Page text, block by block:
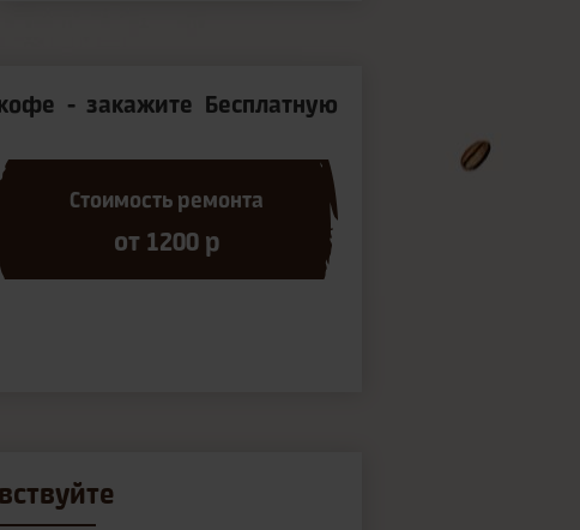
- закажите Бесплатную
Стоимость ремонта
от 1200 р